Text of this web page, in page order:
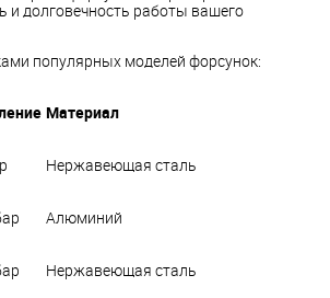
и долговечность работы вашего
популярных моделей форсунок:
Материал
Нержавеющая сталь
Алюминий
Нержавеющая сталь